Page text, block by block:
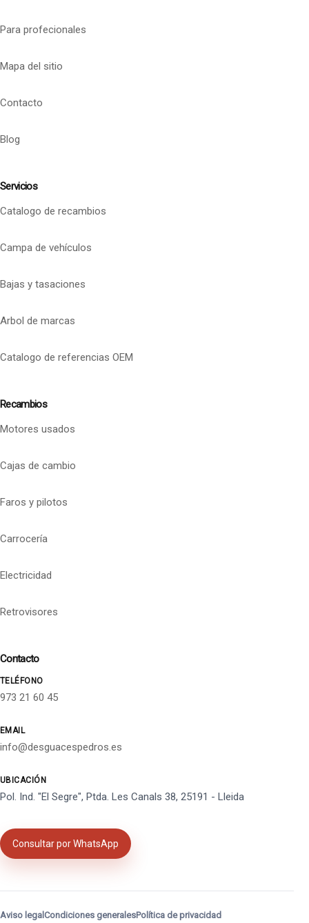
Para profecionales
Mapa del sitio
Contacto
Blog
Servicios
Catalogo de recambios
Campa de vehículos
Bajas y tasaciones
Arbol de marcas
Catalogo de referencias OEM
Recambios
Motores usados
Cajas de cambio
Faros y pilotos
Carrocería
Electricidad
Retrovisores
Contacto
TELÉFONO
973 21 60 45
EMAIL
info@desguacespedros.es
UBICACIÓN
Pol. Ind. "El Segre", Ptda. Les Canals 38, 25191 - Lleida
Consultar por WhatsApp
Aviso legal Condiciones generalesPolítica de privacidad